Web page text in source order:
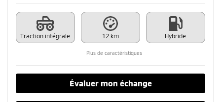
Traction intégrale 12 km Hybride
Plus de caractéristiques
Évaluer mon échange